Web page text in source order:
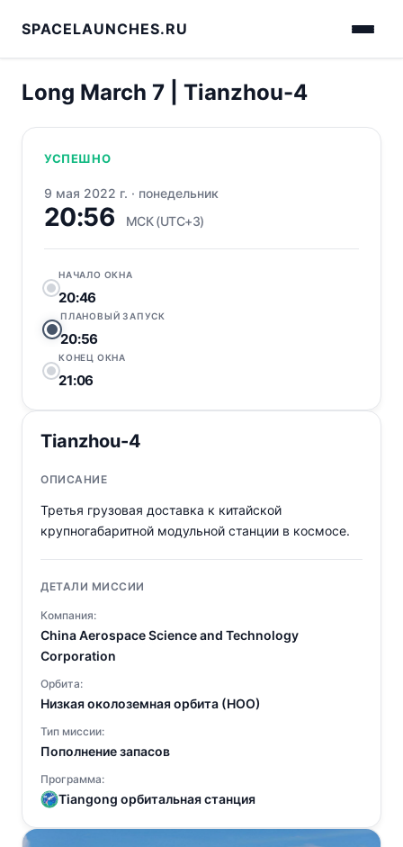
SPACELAUNCHES.RU
Long March 7 | Tianzhou-4
УСПЕШНО
9 мая 2022 г. · понедельник
20:56 МСК (UTC+3)
НАЧАЛО ОКНА
20:46
ПЛАНОВЫЙ ЗАПУСК
20:56
КОНЕЦ ОКНА
21:06
Tianzhou-4
ОПИСАНИЕ
Третья грузовая доставка к китайской
крупногабаритной модульной станции в космосе.
ДЕТАЛИ МИССИИ
Компания:
China Aerospace Science and Technology
Corporation
Орбита:
Низкая околоземная орбита (НОО)
Тип миссии:
Пополнение запасов
Программа:
Tiangong орбитальная станция